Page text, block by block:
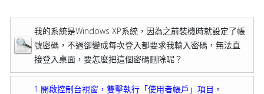
我的系統是Windows XP系統，因為之前裝機時就設定了帳
號密碼，不過卻變成每次登入都要求我輸入密碼，無法直
接登入桌面，要怎麼把這個密碼刪除呢？
1.開啟控制台視窗，雙擊執行「使用者帳戶」項目。